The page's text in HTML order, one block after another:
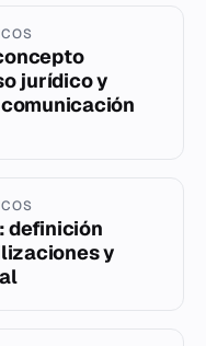
jurídico y
definición
y